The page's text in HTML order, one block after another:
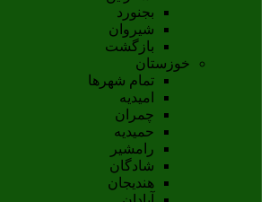
بجنورد
شيروان
بازگشت
خوزستان
تمام شهر‌ها
امیدیه
چمران
حمیدیه
رامشیر
شادگان
هندیجان